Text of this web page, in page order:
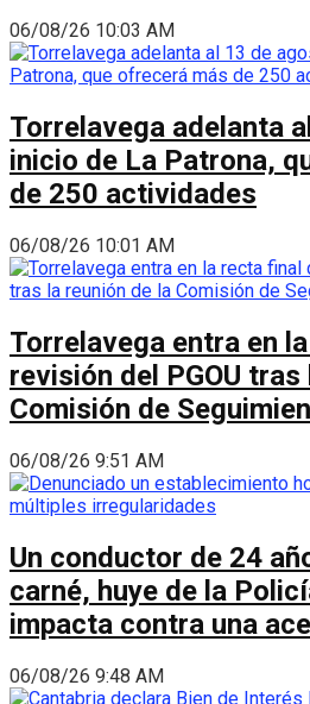
06/08/26 10:03 AM
Torrelavega adelanta
inicio de La Patrona,
de 250 actividades
06/08/26 10:01 AM
Torrelavega entra en
revisión del PGOU
Comisión de
06/08/26 9:51 AM
Un conductor de 24
carné, huye de la
impacta contra una
06/08/26 9:48 AM